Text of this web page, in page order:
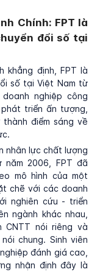
Chính: FPT là
đổi số tại
khẳng định, FPT là
số tại Việt Nam từ
nghiệp công
triển ấn tượng,
điểm sáng về
nhân lực chất lượng
2006, FPT đã
mô hình của một
chẽ với các doanh
nghiên cứu - triển
ngành khác nhau,
CNTT nói riêng và
chung. Sinh viên
đánh giá cao,
nhận định đây là